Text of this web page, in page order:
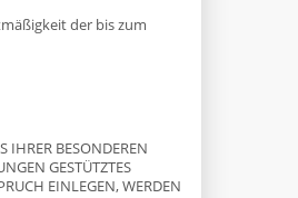
der bis zum
IHRER BESONDEREN
GESTÜTZTES
EINLEGEN, WERDEN